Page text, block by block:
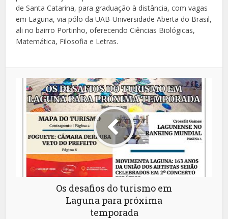
de Santa Catarina, para graduação à distância, com vagas
em Laguna, via pólo da UAB-Universidade Aberta do Brasil,
ali no bairro Portinho, oferecendo Ciências Biológicas,
Matemática, Filosofia e Letras.
Os desafios do turismo em
Laguna para próxima
temporada